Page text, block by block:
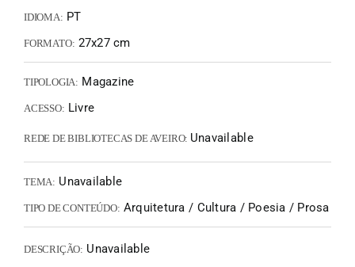
IDIOMA: PT
FORMATO: 27x27 cm
TIPOLOGIA: Magazine
ACESSO: Livre
REDE DE BIBLIOTECAS DE AVEIRO: Unavailable
TEMA: Unavailable
TIPO DE CONTEÚDO: Arquitetura / Cultura / Poesia / Prosa
DESCRIÇÃO: Unavailable